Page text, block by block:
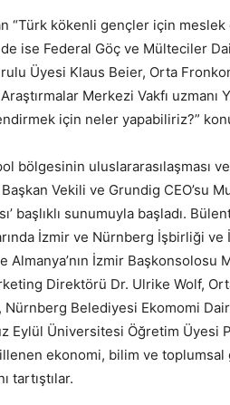
“Türk kökenli gençler için meslek
ise Federal Göç ve Mülteciler
Üyesi Klaus Beier, Orta
Merkezi Vakfı
için neler yapabiliriz?”
bölgesinin uluslararasılaşması
Vekili ve Grundig CEO’su
başlıklı sunumuyla başladı.
İzmir ve Nürnberg İşbirliği ve
Almanya’nın İzmir Başkonsolosu
Direktörü Dr. Ulrike Wolf,
Belediyesi Ekomomi
Eylül Üniversitesi Öğretim Üyesi
ekonomi, bilim ve
tartıştılar.